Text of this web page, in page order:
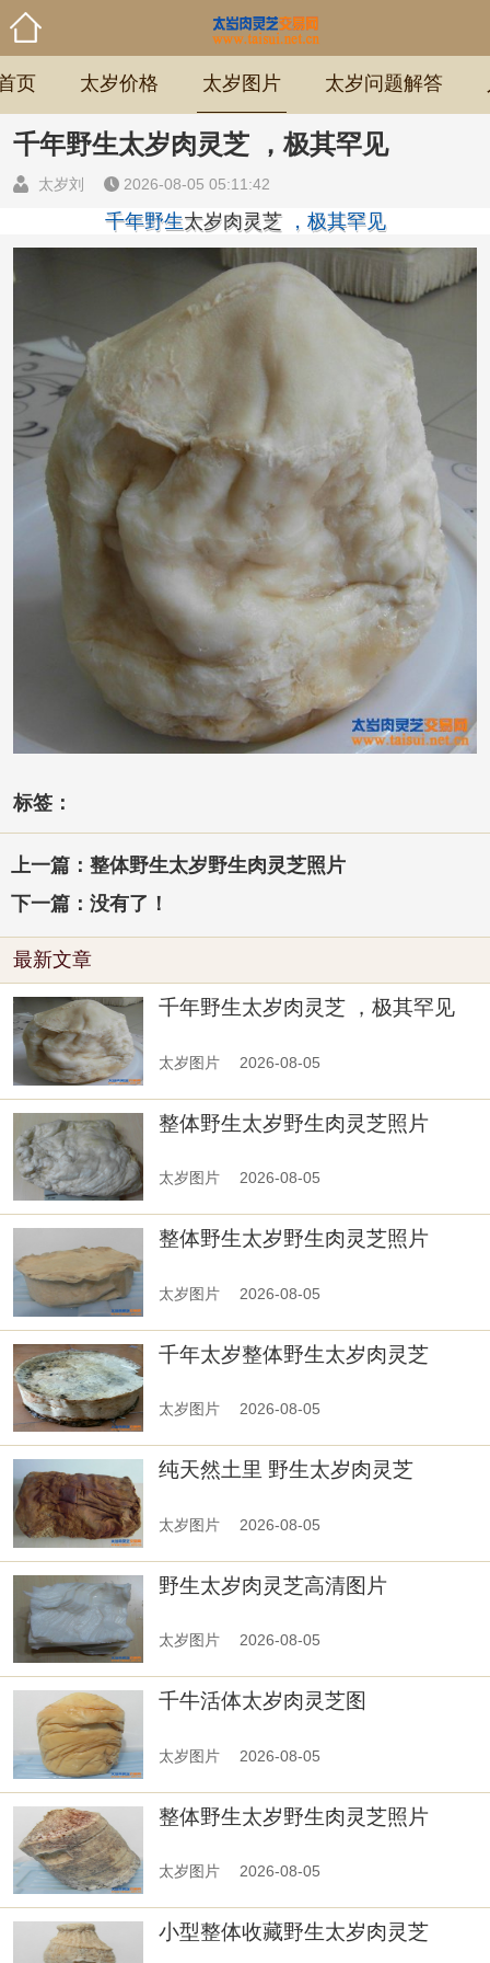
页 太岁价格 太岁图片 太岁问题解答
千年野生太岁肉灵芝 ，极其罕见
太岁刘 2026-08-05 05:11:42
千年野生太岁肉灵芝，极其罕见
标签：
上一篇：整体野生太岁野生肉灵芝照片
下一篇：没有了！
最新文章
千年野生太岁肉灵芝 ，极其罕见
太岁图片 2026-08-05
整体野生太岁野生肉灵芝照片
太岁图片 2026-08-05
整体野生太岁野生肉灵芝照片
太岁图片 2026-08-05
千年太岁整体野生太岁肉灵芝
太岁图片 2026-08-05
纯天然土里 野生太岁肉灵芝
太岁图片 2026-08-05
野生太岁肉灵芝高清图片
太岁图片 2026-08-05
千牛活体太岁肉灵芝图
太岁图片 2026-08-05
整体野生太岁野生肉灵芝照片
太岁图片 2026-08-05
小型整体收藏野生太岁肉灵芝